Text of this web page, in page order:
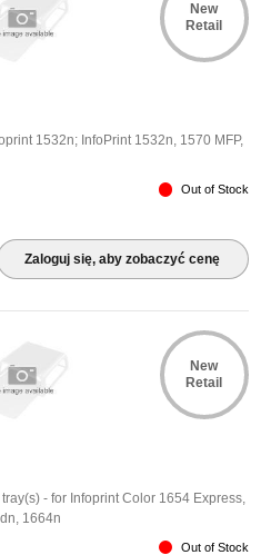
New
Retail
1532n; InfoPrint 1532n, 1570 MFP,
Out of Stock
Zaloguj się, aby zobaczyć cenę
New
Retail
- for Infoprint Color 1654 Express,
1664n
Out of Stock